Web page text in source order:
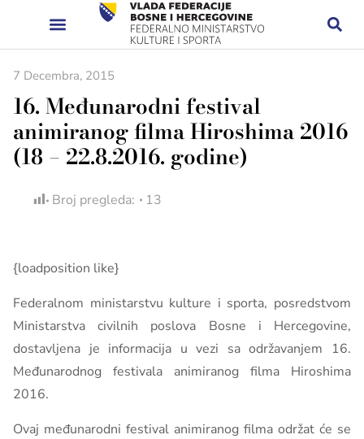
7 Decembra, 2015
16. Međunarodni festival
animiranog filma Hiroshima 2016
(18 – 22.8.2016. godine)
Broj pregleda: 13
{loadposition like}
Federalnom ministarstvu kulture i sporta, posredstvom
Ministarstva civilnih poslova Bosne i Hercegovine,
dostavljena je informacija u vezi sa održavanjem 16.
Međunarodnog festivala animiranog filma Hiroshima
2016.
Ovaj međunarodni festival animiranog filma održat će se